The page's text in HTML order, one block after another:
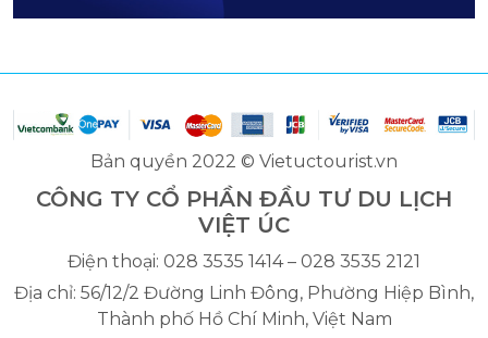
Bản quyền 2022 © Vietuctourist.vn
CÔNG TY CỔ PHẦN ĐẦU TƯ DU LỊCH
VIỆT ÚC
Điện thoại: 028 3535 1414 – 028 3535 2121
Địa chỉ: 56/12/2 Đường Linh Đông, Phường Hiệp Bình,
Thành phố Hồ Chí Minh, Việt Nam